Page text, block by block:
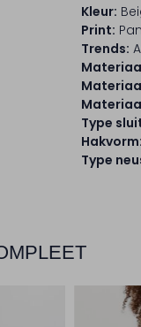
Kleur:
Print:
Trends:
Type
Hakvorm:
Type